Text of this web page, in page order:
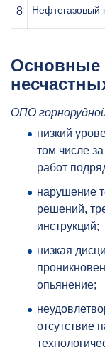
8 Нефтегазовый
Основные
ОПО
низкий
том числе
работ
нарушение
решений,
инструкций;
низкая
опьянение;
отсутствие